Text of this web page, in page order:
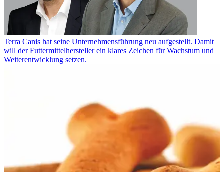
Terra Canis hat seine Unternehmensführung neu aufgestellt. Damit
will der Futtermittelhersteller ein klares Zeichen für Wachstum und
Weiterentwicklung setzen.